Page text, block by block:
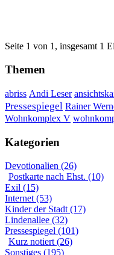
Seite 1 von 1, insgesamt 1
Themen
abriss Andi Leser
Pressespiegel Rainer
Wohnkomplex V
Kategorien
Devotionalien (26)
Postkarte nach Ehst. (10)
Exil (15)
Internet (53)
Kinder der Stadt (17)
Lindenallee (32)
Pressespiegel (101)
Kurz notiert (26)
Sonstiges (195)